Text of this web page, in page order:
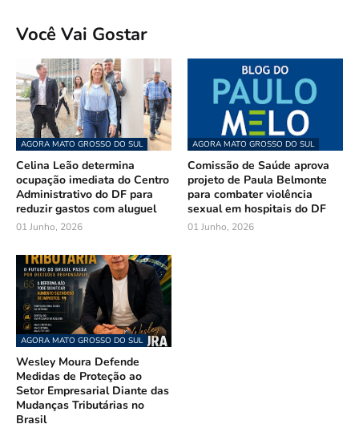
Você Vai Gostar
AGORA MATO GROSSO DO SUL
Celina Leão determina
ocupação imediata do Centro
Administrativo do DF para
reduzir gastos com aluguel
01 Junho, 2026
AGORA MATO GROSSO DO SUL
Comissão de Saúde aprova
projeto de Paula Belmonte
para combater violência
sexual em hospitais do DF
01 Junho, 2026
AGORA MATO GROSSO DO SUL
Wesley Moura Defende
Medidas de Proteção ao
Setor Empresarial Diante das
Mudanças Tributárias no
Brasil